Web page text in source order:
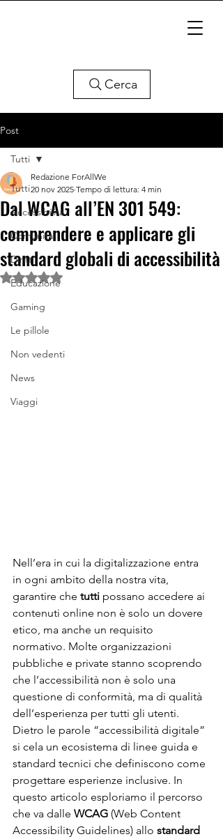
Cerca
Post
Tutti
Accessibilità
Comunità
Diritti
Educazione
Gaming
Le pillole
Non vedenti
News
Viaggi
Tutti
Dal WCAG all’EN 301 549:
comprendere e applicare gli
standard globali di accessibilità
Redazione ForAllWe
20 nov 2025 Tempo di lettura: 4 min
Valutazione NaN stelle su 5.
Nell’era in cui la digitalizzazione entra
in ogni ambito della nostra vita,
garantire che tutti possano accedere ai
contenuti online non è solo un dovere
etico, ma anche un requisito
normativo. Molte organizzazioni
pubbliche e private stanno scoprendo
che l’accessibilità non è solo una
questione di conformità, ma di qualità
dell’esperienza per tutti gli utenti.
Dietro le parole “accessibilità digitale”
si cela un ecosistema di linee guida e
standard tecnici che definiscono come
progettare esperienze inclusive. In
questo articolo esploriamo il percorso
che va dalle WCAG (Web Content
Accessibility Guidelines) allo standard